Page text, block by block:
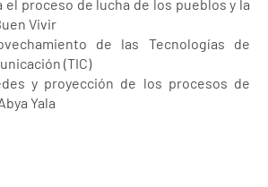
el proceso de lucha de los pueblos y la
Vivir
de las Tecnologías de
(TIC)
y proyección de los procesos de
Yala